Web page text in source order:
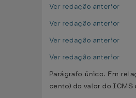
Ver redação anterior
Ver redação anterior
Ver redação anterior
Ver redação anterior
Parágrafo único. Em
cento) do valor do